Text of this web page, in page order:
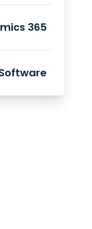
365